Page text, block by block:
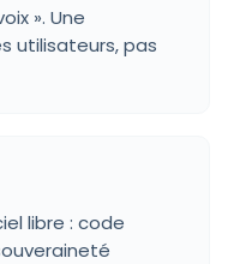
». Une
utilisateurs, pas
libre : code